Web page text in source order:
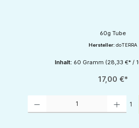
60g Tube
Hersteller: doTERRA
Inhalt: 60 Gramm (28,33 €* /
17,00 €*
1